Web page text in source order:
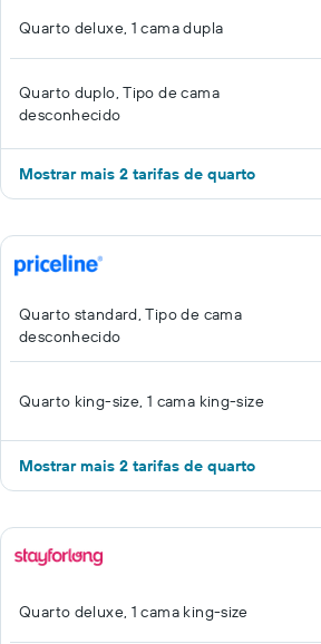
Quarto deluxe, 1 cama dupla
Quarto duplo, Tipo de cama
desconhecido
Mostrar mais 2 tarifas de quarto
Quarto standard, Tipo de cama
desconhecido
Quarto king-size, 1 cama king-size
Mostrar mais 2 tarifas de quarto
Quarto deluxe, 1 cama king-size